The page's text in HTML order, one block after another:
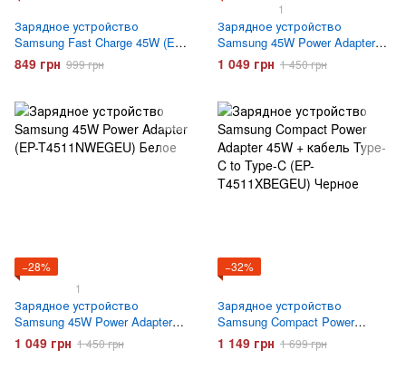
Зарядное устройство
Samsung Fast Charge 45W (EP-
TA845) с кабелем Type-C
Белое
849 грн 999 грн
1
Зарядное устройство
Samsung 45W Power Adapter
(EP-T4511NBEGEU) Черное
1 049 грн 1 450 грн
−28%
1
Зарядное устройство
Samsung 45W Power Adapter
(EP-T4511NWEGEU) Белое
1 049 грн 1 450 грн
−32%
Зарядное устройство
Samsung Compact Power
Adapter 45W + кабель Type-C
to Type-C (EP-T4511XBEGEU)
1 149 грн 1 699 грн